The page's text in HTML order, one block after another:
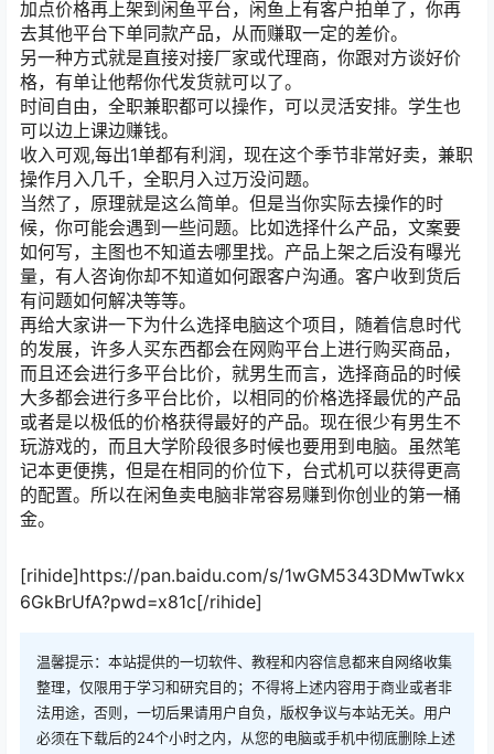
加点价格再上架到闲鱼平台，闲鱼上有客户拍单了，你再
去其他平台下单同款产品，从而赚取一定的差价。
另一种方式就是直接对接厂家或代理商，你跟对方谈好价
格，有单让他帮你代发货就可以了。
时间自由，全职兼职都可以操作，可以灵活安排。学生也
可以边上课边赚钱。
收入可观,每出1单都有利润，现在这个季节非常好卖，兼职
操作月入几千，全职月入过万没问题。
当然了，原理就是这么简单。但是当你实际去操作的时
候，你可能会遇到一些问题。比如选择什么产品，文案要
如何写，主图也不知道去哪里找。产品上架之后没有曝光
量，有人咨询你却不知道如何跟客户沟通。客户收到货后
有问题如何解决等等。
再给大家讲一下为什么选择电脑这个项目，随着信息时代
的发展，许多人买东西都会在网购平台上进行购买商品，
而且还会进行多平台比价，就男生而言，选择商品的时候
大多都会进行多平台比价，以相同的价格选择最优的产品
或者是以极低的价格获得最好的产品。现在很少有男生不
玩游戏的，而且大学阶段很多时候也要用到电脑。虽然笔
记本更便携，但是在相同的价位下，台式机可以获得更高
的配置。所以在闲鱼卖电脑非常容易赚到你创业的第一桶
金。
[rihide]https://pan.baidu.com/s/1wGM5343DMwTwkx
6GkBrUfA?pwd=x81c[/rihide]
温馨提示：本站提供的一切软件、教程和内容信息都来自网络收集
整理，仅限用于学习和研究目的；不得将上述内容用于商业或者非
法用途，否则，一切后果请用户自负，版权争议与本站无关。用户
必须在下载后的24个小时之内，从您的电脑或手机中彻底删除上述